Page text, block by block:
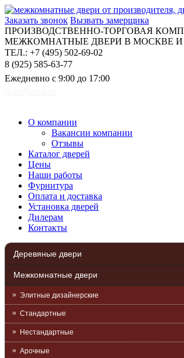
Заказать звонок Вызвать замерщика
ПРОИЗВОДСТВЕННО-ТОРГОВАЯ
МЕЖКОМНАТНЫЕ ДВЕРИ В МОСКВЕ И
ТЕЛ.: +7 (495) 502-69-02
8 (925) 585-63-77
Ежедневно с 9:00 до 17:00
О компании
Вакансии компании
Отзывы
Каталог дверей
Цены
Наши работы
Фурнитура
Оплата и доставка
Установка дверей
Дилерам
Контакты
Деревяные двери
Межкомнатные двери
Элитные дизайнерские
Стандартные
Нестандартные
Арочные